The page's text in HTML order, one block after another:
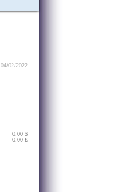
04/02/2022
0.00 $
0.00 £